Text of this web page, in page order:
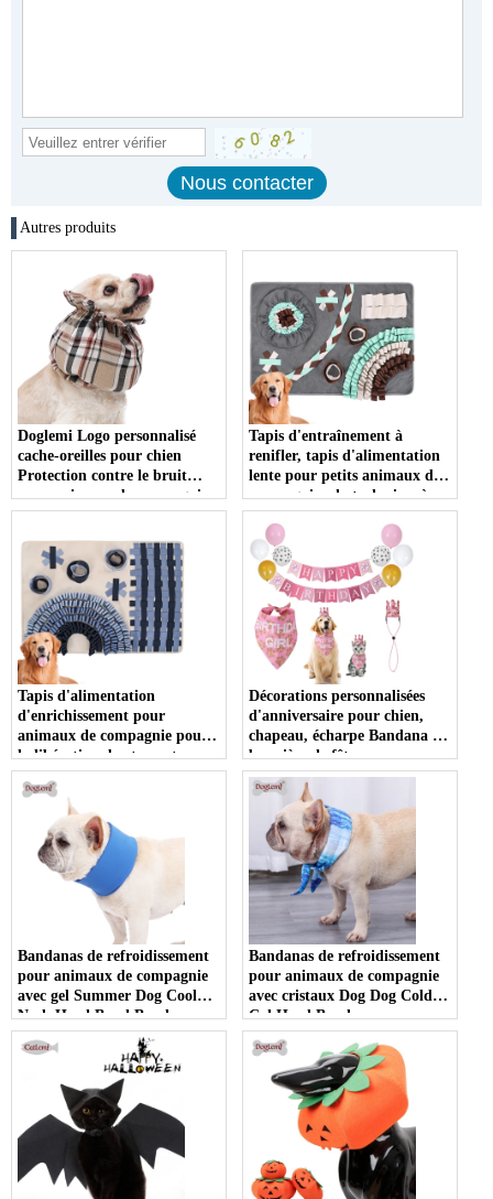
Autres produits
Doglemi Logo personnalisé
cache-oreilles pour chien
Protection contre le bruit
pour animaux de compagnie
Style de luxe conception anti-
Polyester pour chiens
Tapis d'entraînement à
renifler, tapis d'alimentation
lente pour petits animaux de
compagnie, chats, lapins, à
croquer, Durable, friandises
pour chiens, tapis
d'entraînement alimentaire
Tapis d'alimentation
d'enrichissement pour
animaux de compagnie pour
la libération du stress et
l'alimentation lente, tapis de
reniflage indestructible pour
Décorations personnalisées
d'anniversaire pour chien,
chapeau, écharpe Bandana et
bannière de fête
d'anniversaire pour chien,
fille et garçon, ballons pour
chat, chien, animal de
compagnie
Bandanas de refroidissement
pour animaux de compagnie
avec gel Summer Dog Cool
Neck Head Band Bandana
Bandanas de refroidissement
pour animaux de compagnie
avec cristaux Dog Dog Cold
Col Head Bandana